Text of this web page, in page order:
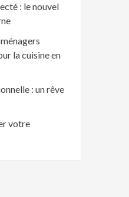
: le nouvel
la cuisine en
: un rêve
votre